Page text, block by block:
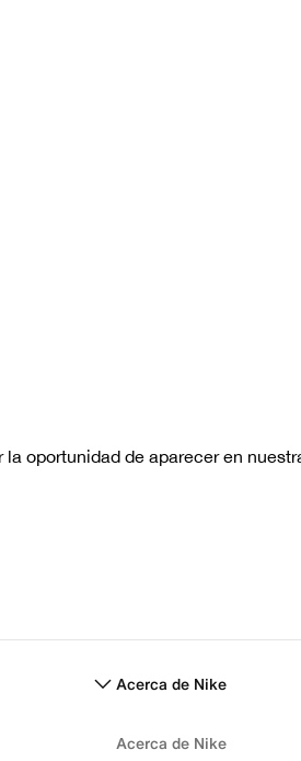
Acerca de Nike
Acerca de Nike